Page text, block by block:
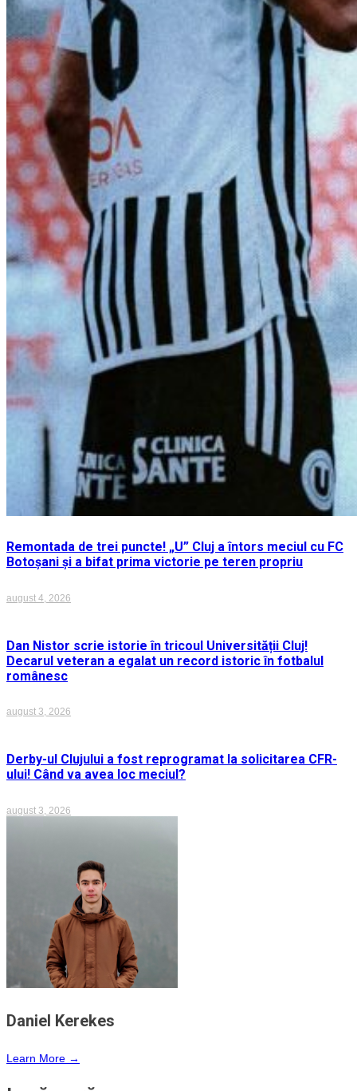
Remontada de trei puncte! „U” Cluj a întors meciul cu FC
Botoșani și a bifat prima victorie pe teren propriu
august 4, 2026
Dan Nistor scrie istorie în tricoul Universității Cluj!
Decarul veteran a egalat un record istoric în fotbalul
românesc
august 3, 2026
Derby-ul Clujului a fost reprogramat la solicitarea CFR-
ului! Când va avea loc meciul?
august 3, 2026
Daniel Kerekes
Learn More →